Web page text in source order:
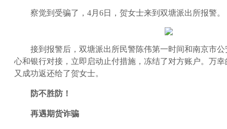
察觉到受骗了，4月6日，贺女士来到双塘派出所报警。
接到报警后，双塘派出所民警陈伟第一时间和南京市
心和银行对接，立即启动止付措施，冻结了对方账户。万
又成功返还给了贺女士。
防不胜防！
再遇期货诈骗